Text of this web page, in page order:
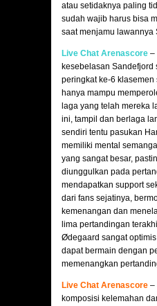
atau setidaknya paling
sudah wajib harus bisa
saat menjamu lawannya
Live Chat Arenascore –
kesebelasan Sandefjord
peringkat ke-6 klasemen
hanya mampu
laga yang telah mereka
ini, tampil dan berlaga
sendiri tentu pasukan
memiliki mental
yang sangat besar,
diunggulkan pada
mendapatkan support
dari fans sejatinya,
kemenangan dan
lima pertandingan
Ødegaard sangat
dapat bermain dengan
memenangkan
Live Chat Arenascore –
komposisi kelemahan